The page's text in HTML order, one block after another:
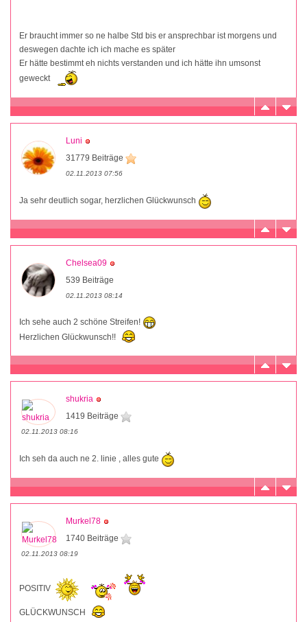
Er braucht immer so ne halbe Std bis er ansprechbar ist morgens und
deswegen dachte ich ich mache es später
Er hätte bestimmt eh nichts verstanden und ich hätte ihn umsonst
geweckt
Luni
31779 Beiträge
02.11.2013 07:56
Ja sehr deutlich sogar, herzlichen Glückwunsch
Chelsea09
539 Beiträge
02.11.2013 08:14
Ich sehe auch 2 schöne Streifen!
Herzlichen Glückwunsch!!
shukria
1419 Beiträge
02.11.2013 08:16
Ich seh da auch ne 2. linie , alles gute
Murkel78
1740 Beiträge
02.11.2013 08:19
POSITIV
GLÜCKWUNSCH